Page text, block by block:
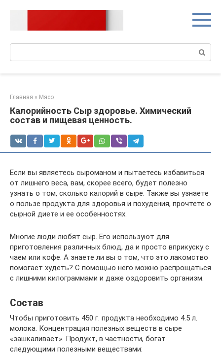
Главная » Мясо
Калорийность Сыр здоровье. Химический
состав и пищевая ценность.
Если вы являетесь сыроманом и пытаетесь избавиться
от лишнего веса, вам, скорее всего, будет полезно
узнать о том, сколько калорий в сыре. Также вы узнаете
о пользе продукта для здоровья и похудения, прочтете о
сырной диете и ее особенностях.
Многие люди любят сыр. Его используют для
приготовления различных блюд, да и просто вприкуску с
чаем или кофе. А знаете ли вы о том, что это лакомство
помогает худеть? С помощью него можно распрощаться
с лишними килограммами и даже оздоровить организм.
Состав
Чтобы приготовить 450 г. продукта необходимо 4.5 л.
молока. Концентрация полезных веществ в сыре
«зашкаливает». Продукт, в частности, богат
следующими полезными веществами: